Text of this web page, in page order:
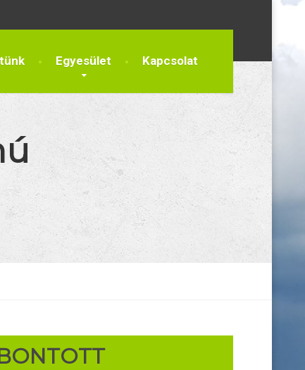
Egyesület Kapcsolat